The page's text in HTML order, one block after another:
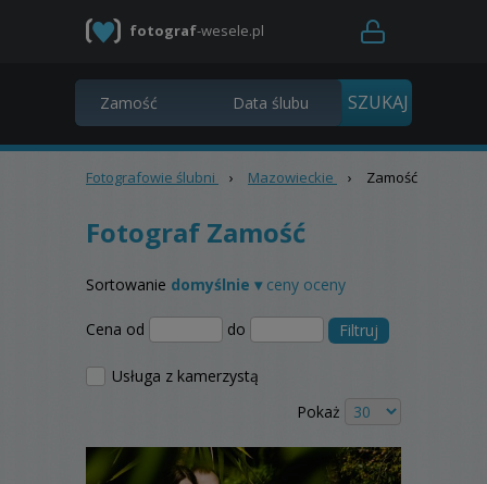
fotograf-wesele.pl
Fotografowie ślubni › Mazowieckie › Zamość
Fotograf Zamość
Sortowanie domyślnie ▾ ceny oceny
Cena od do Filtruj
Usługa z kamerzystą
Pokaż